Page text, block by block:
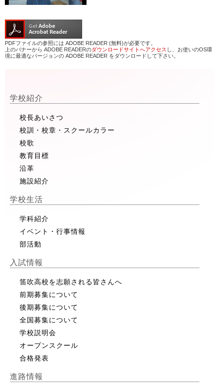
PDFファイルの参照には ADOBE READER (無料)が必要です。
上のバナーから ADOBE READERのダウンロードサイトへアクセス し、お使いのOS環
境に最適なバージョンの ADOBE READER をダウンロードして下さい。
学校紹介
校長あいさつ
校訓・校章・スクールカラー
校歌
教育目標
沿革
施設紹介
学校生活
学科紹介
イベント・行事情報
部活動
入試情報
笛吹高校を志願される皆さんへ
前期募集について
後期募集について
全国募集について
学校説明会
オープンスクール
合格発表
進路情報